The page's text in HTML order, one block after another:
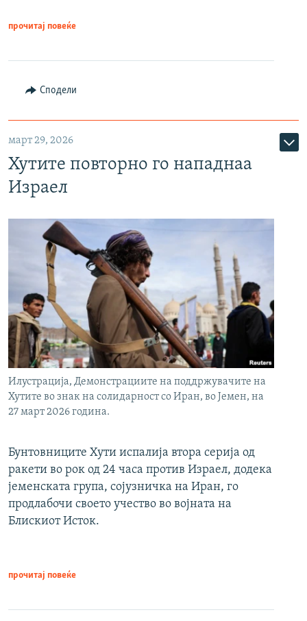
прочитај повеќе
Сподели
март 29, 2026
Хутите повторно го нападнаа
Израел
Илустрација, Демонстрациите на поддржувачите на
Хутите во знак на солидарност со Иран, во Јемен, на
27 март 2026 година.
Бунтовниците Хути испалија втора серија од
ракети во рок од 24 часа против Израел, додека
јеменската група, сојузничка на Иран, го
продлабочи своето учество во војната на
Блискиот Исток.
прочитај повеќе